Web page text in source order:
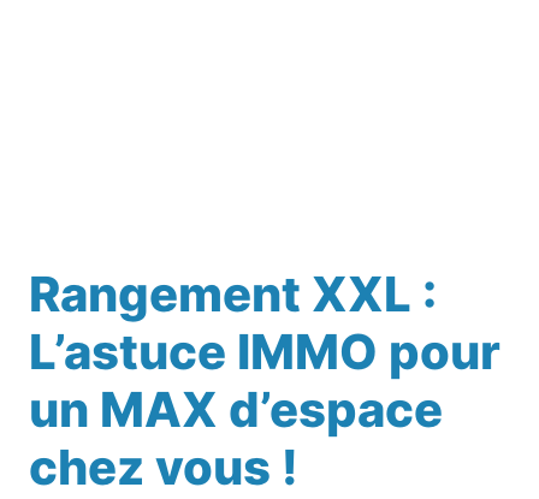
Rangement XXL :
L’astuce IMMO pour
un MAX d’espace
chez vous !